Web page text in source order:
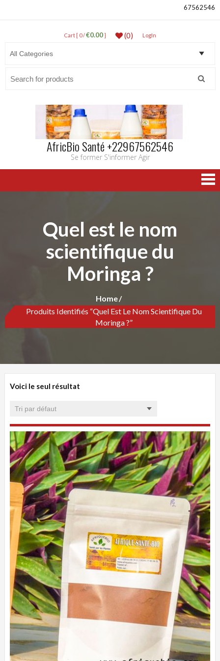
67562546
Cart [ 0 /€0.00] (0) LogIn
AfricBio Santé +22967562546
Se former S'informer Agir
Quel est le nom
scientifique du
Moringa ?
Home
Produits Identifiés “Quel Est Le Nom Scientifique Du
Moringa ?”
Voici le seul résultat